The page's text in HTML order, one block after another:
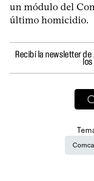
un módulo del
último homicidio.
Recibí la newsletter de